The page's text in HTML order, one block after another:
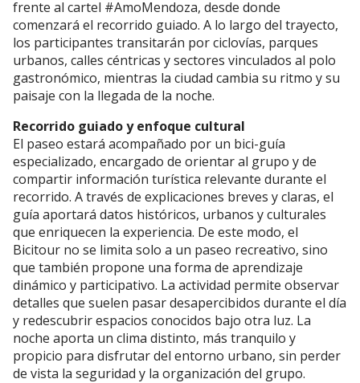
frente al cartel #AmoMendoza, desde donde
comenzará el recorrido guiado. A lo largo del trayecto,
los participantes transitarán por ciclovías, parques
urbanos, calles céntricas y sectores vinculados al polo
gastronómico, mientras la ciudad cambia su ritmo y su
paisaje con la llegada de la noche.
Recorrido guiado y enfoque cultural
El paseo estará acompañado por un bici-guía
especializado, encargado de orientar al grupo y de
compartir información turística relevante durante el
recorrido. A través de explicaciones breves y claras, el
guía aportará datos históricos, urbanos y culturales
que enriquecen la experiencia. De este modo, el
Bicitour no se limita solo a un paseo recreativo, sino
que también propone una forma de aprendizaje
dinámico y participativo. La actividad permite observar
detalles que suelen pasar desapercibidos durante el día
y redescubrir espacios conocidos bajo otra luz. La
noche aporta un clima distinto, más tranquilo y
propicio para disfrutar del entorno urbano, sin perder
de vista la seguridad y la organización del grupo.